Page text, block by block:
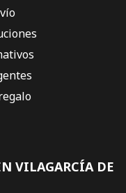
VILAGARCÍA DE